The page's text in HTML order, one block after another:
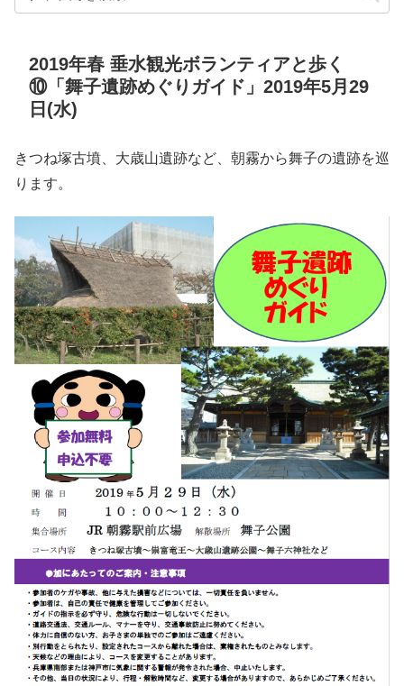
2019年春 垂水観光ボランティアと歩く
⑩「舞子遺跡めぐりガイド」2019年5月29
日(水)
きつね塚古墳、大歳山遺跡など、朝霧から舞子の遺跡を巡
ります。